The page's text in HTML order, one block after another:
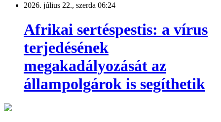
2026. július 22., szerda 06:24
Afrikai sertéspestis: a vírus
terjedésének
megakadályozását az
állampolgárok is segíthetik